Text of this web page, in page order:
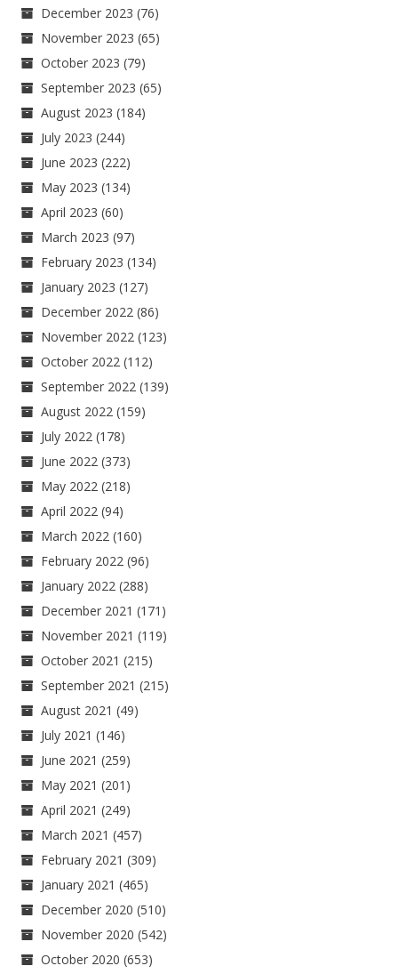
December 2023 (76)
November 2023 (65)
October 2023 (79)
September 2023 (65)
August 2023 (184)
July 2023 (244)
June 2023 (222)
May 2023 (134)
April 2023 (60)
March 2023 (97)
February 2023 (134)
January 2023 (127)
December 2022 (86)
November 2022 (123)
October 2022 (112)
September 2022 (139)
August 2022 (159)
July 2022 (178)
June 2022 (373)
May 2022 (218)
April 2022 (94)
March 2022 (160)
February 2022 (96)
January 2022 (288)
December 2021 (171)
November 2021 (119)
October 2021 (215)
September 2021 (215)
August 2021 (49)
July 2021 (146)
June 2021 (259)
May 2021 (201)
April 2021 (249)
March 2021 (457)
February 2021 (309)
January 2021 (465)
December 2020 (510)
November 2020 (542)
October 2020 (653)